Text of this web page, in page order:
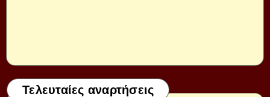
Τελευταίες αναρτήσεις